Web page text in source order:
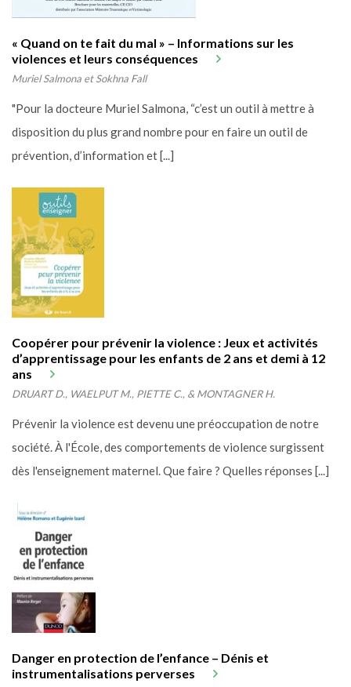
« Quand on te fait du mal » – Informations sur les
violences et leurs conséquences
Muriel Salmona et Sokhna Fall
"Pour la docteure Muriel Salmona, “c’est un outil à mettre à
disposition du plus grand nombre pour en faire un outil de
prévention, d’information et [...]
Coopérer pour prévenir la violence : Jeux et activités
d’apprentissage pour les enfants de 2 ans et demi à 12
ans
DRUART D., WAELPUT M., PIETTE C., & MONTAGNER H.
Prévenir la violence est devenu une préoccupation de notre
société. À l'École, des comportements de violence surgissent
dès l'enseignement maternel. Que faire ? Quelles réponses [...]
Danger en protection de l’enfance – Dénis et
instrumentalisations perverses